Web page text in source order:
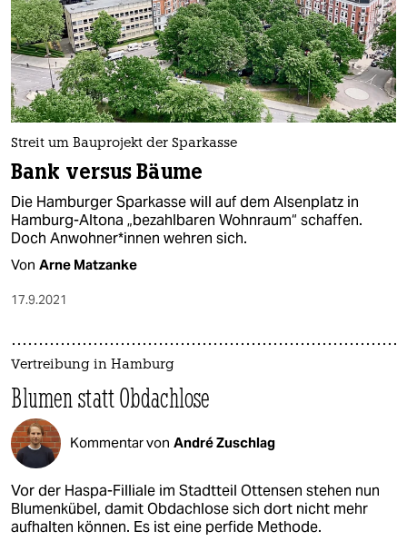
Streit um Bauprojekt der Sparkasse
Bank versus Bäume
Die Hamburger Sparkasse will auf dem Alsenplatz in
Hamburg-Altona „bezahlbaren Wohnraum“ schaffen.
Doch An­woh­ne­r*in­nen wehren sich.
Von Arne Matzanke
17.9.2021
Vertreibung in Hamburg
Blumen statt Obdachlose
Kommentar von André Zuschlag
Vor der Haspa-Filliale im Stadtteil Ottensen stehen nun
Blumenkübel, damit Obdachlose sich dort nicht mehr
aufhalten können. Es ist eine perfide Methode.